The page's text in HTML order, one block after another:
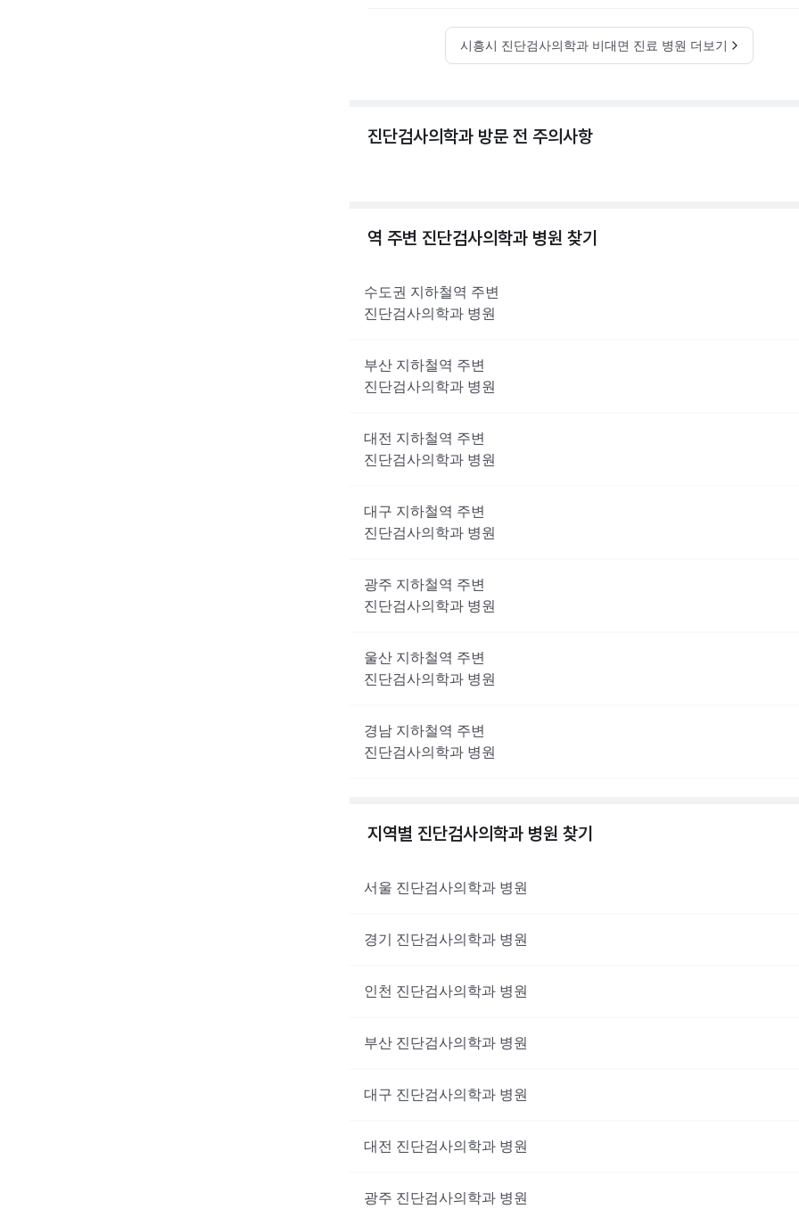
시흥시 진단검사의학과 비대면 진료 병원 더보기
진단검사의학과 방문 전 주의사항
역 주변 진단검사의학과 병원 찾기
수도권 지하철역 주변
진단검사의학과 병원
부산 지하철역 주변
진단검사의학과 병원
대전 지하철역 주변
진단검사의학과 병원
대구 지하철역 주변
진단검사의학과 병원
광주 지하철역 주변
진단검사의학과 병원
울산 지하철역 주변
진단검사의학과 병원
경남 지하철역 주변
진단검사의학과 병원
지역별 진단검사의학과 병원 찾기
서울 진단검사의학과 병원
경기 진단검사의학과 병원
인천 진단검사의학과 병원
부산 진단검사의학과 병원
대구 진단검사의학과 병원
대전 진단검사의학과 병원
광주 진단검사의학과 병원